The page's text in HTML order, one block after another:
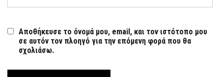
Αποθήκευσε το όνομά μου, email, και τον ιστότοπο μου
σε αυτόν τον πλοηγό για την επόμενη φορά που θα
σχολιάσω.